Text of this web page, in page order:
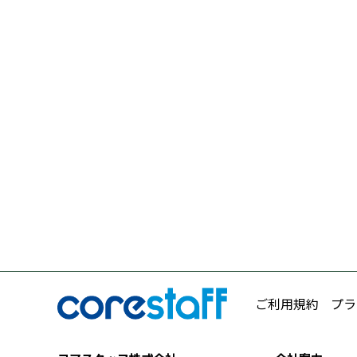
ご利用規約 プ